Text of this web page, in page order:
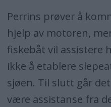
Perrins prøver å
hjelp av motoren,
fiskebåt vil assistere
ikke å etablere
sjøen. Til slutt går
være assistanse fra